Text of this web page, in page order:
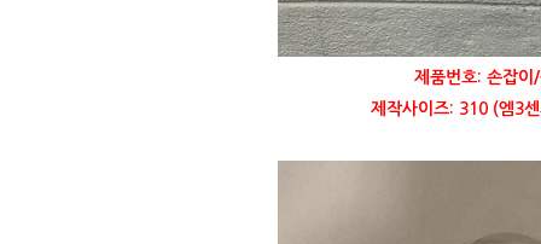
제품번호: 손잡이
제작사이즈: 310 (엠3